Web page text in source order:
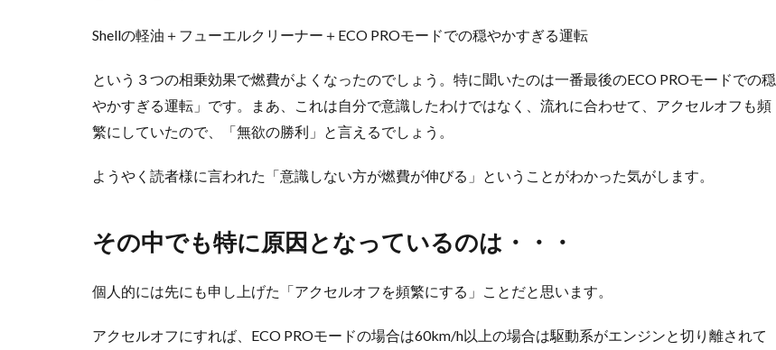
Shellの軽油＋フューエルクリーナー＋ECO PROモードでの穏やかすぎる運転
という３つの相乗効果で燃費がよくなったのでしょう。特に聞いたのは一番最後のECO PROモードでの穏
やかすぎる運転」です。まあ、これは自分で意識したわけではなく、流れに合わせて、アクセルオフも頻
繁にしていたので、「無欲の勝利」と言えるでしょう。
ようやく読者様に言われた「意識しない方が燃費が伸びる」ということがわかった気がします。
その中でも特に原因となっているのは・・・
個人的には先にも申し上げた「アクセルオフを頻繁にする」ことだと思います。
アクセルオフにすれば、ECO PROモードの場合は60km/h以上の場合は駆動系がエンジンと切り離されて